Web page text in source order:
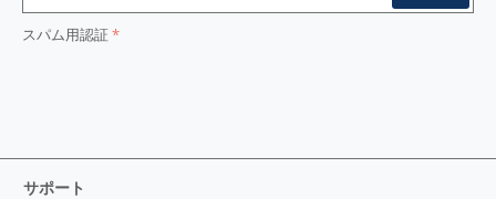
スパム用認証
サポート